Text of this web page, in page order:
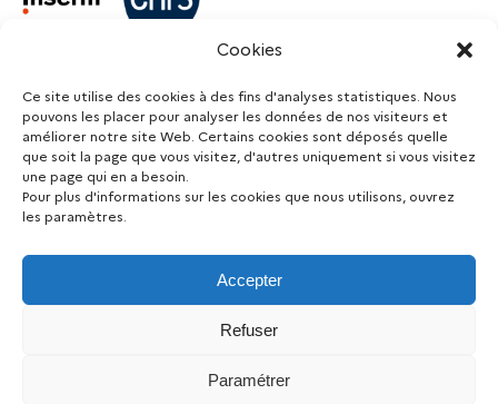
Cookies
Ce site utilise des cookies à des fins d'analyses statistiques. Nous
pouvons les placer pour analyser les données de nos visiteurs et
améliorer notre site Web. Certains cookies sont déposés quelle
que soit la page que vous visitez, d'autres uniquement si vous visitez
une page qui en a besoin.
Pour plus d'informations sur les cookies que nous utilisons, ouvrez
les paramètres.
Accepter
Refuser
Paramétrer
Financé par
Accessibilité (non conforme)